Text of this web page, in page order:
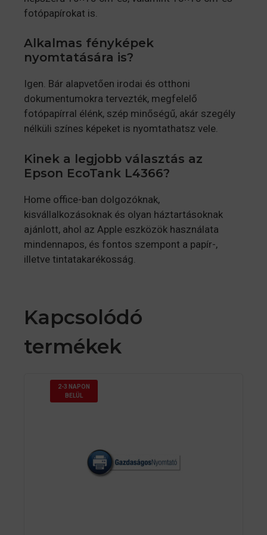
fotópapírokat is.
Alkalmas fényképek
nyomtatására is?
Igen. Bár alapvetően irodai és otthoni
dokumentumokra tervezték, megfelelő
fotópapírral élénk, szép minőségű, akár szegély
nélküli színes képeket is nyomtathatsz vele.
Kinek a legjobb választás az
Epson EcoTank L4366?
Home office-ban dolgozóknak,
kisvállalkozásoknak és olyan háztartásoknak
ajánlott, ahol az Apple eszközök használata
mindennapos, és fontos szempont a papír-,
illetve tintatakarékosság.
Kapcsolódó
termékek
2-3 NAPON
BELÜL